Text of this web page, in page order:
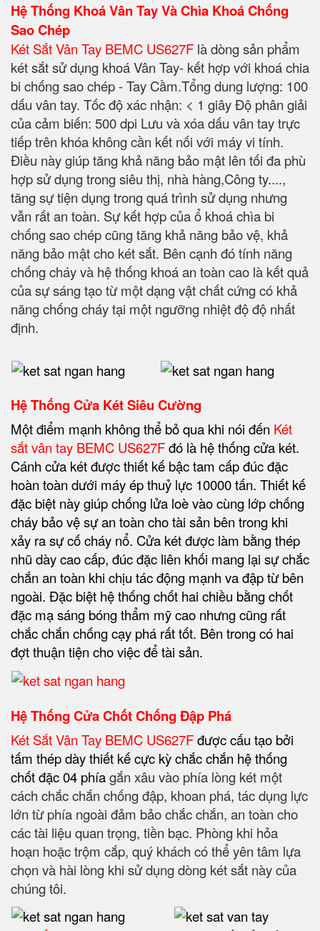
Hệ Thống Khoá Vân Tay Và Chìa Khoá Chống
Sao Chép
Két Sắt Vân Tay BEMC US627F là dòng sản phẩm
két sắt sử dụng khoá Vân Tay- kết hợp với khoá chia
bi chống sao chép - Tay Cầm.Tổng dung lượng: 100
dấu vân tay. Tốc độ xác nhận: < 1 giây Độ phân giải
của cảm biến: 500 dpi Lưu và xóa dấu vân tay trực
tiếp trên khóa không cần kết nối với máy vi tính.
Điều này giúp tăng khả năng bảo mật lên tối đa phù
hợp sử dụng trong siêu thị, nhà hàng,Công ty....,
tăng sự tiện dụng trong quá trình sử dụng nhưng
vẫn rất an toàn. Sự kết hợp của ổ khoá chìa bi
chống sao chép cũng tăng khả năng bảo vệ, khả
năng bảo mật cho két sắt. Bên cạnh đó tính năng
chống cháy và hệ thống khoá an toàn cao là kết quả
của sự sáng tạo từ một dạng vật chất cứng có khả
năng chống cháy tại một ngưỡng nhiệt độ độ nhất
định.
Hệ Thống Cửa Két Siêu Cường
Một điểm mạnh không thể bỏ qua khi nói đến Két
sắt vân tay BEMC US627Fđó là hệ thống cửa két.
Cánh cửa két được thiết kế bậc tam cấp đúc đặc
hoàn toàn dưới máy ép thuỷ lực 10000 tấn. Thiết kế
đặc biệt này giúp chống lửa loè vào cùng lớp chống
cháy bảo vệ sự an toàn cho tài sản bên trong khi
xảy ra sự cố cháy nổ. Cửa két được làm bằng thép
nhũ dày cao cấp, đúc đặc liên khối mang lại sự chắc
chắn an toàn khi chịu tác động mạnh va đập từ bên
ngoài. Đặc biệt hệ thống chốt hai chiều bằng chốt
đặc mạ sáng bóng thẩm mỹ cao nhưng cũng rất
chắc chắn chống cạy phá rất tốt. Bên trong có hai
đợt thuận tiện cho việc để tài sản.
Hệ Thống Cửa Chốt Chống Đập Phá
Két Sắt Vân Tay BEMC US627Fđược cấu tạo bởi
tấm thép dày thiết kế cực kỳ chắc chắn hệ thống
chốt đặc 04 phíagắn xâu vào phía lòng két một
cách chắc chắn chống đập, khoan phá, tác dụng lực
lớn từ phía ngoài đảm bảo chắc chắn, an toàn cho
các tài liệu quan trọng, tiền bạc. Phòng khi hỏa
hoạn hoặc trộm cắp, quý khách có thể yên tâm lựa
chọn và hài lòng khi sử dụng dòng két sắt này của
chúng tôi.